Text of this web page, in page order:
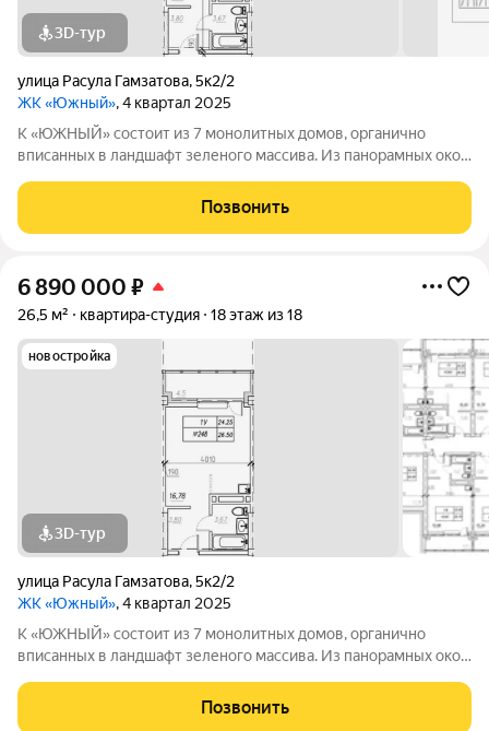
3D-тур
улица Расула Гамзатова,5к2/2
ЖК «Южный», 4 квартал 2025
К «ЮЖНЫЙ» состоит из 7 монолитных домов, органично
вписанных в ландшафт зеленого массива. Из панорамных окон
Благоустроенная территория и современная инфраструктура
создадут все условия для вашей
Позвонить
6 890 000 ₽
26,5 м² квартира-студия 18 этаж из 18
новостройка
3D-тур
улица Расула Гамзатова,5к2/2
ЖК «Южный», 4 квартал 2025
К «ЮЖНЫЙ» состоит из 7 монолитных домов, органично
вписанных в ландшафт зеленого массива. Из панорамных окон
Благоустроенная территория и современная инфраструктура
создадут все условия для вашей
Позвонить